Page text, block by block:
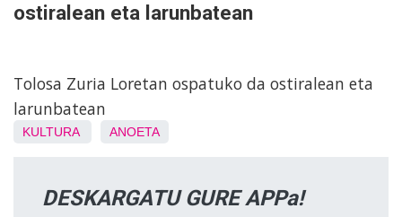
ostiralean eta larunbatean
Tolosa Zuria Loretan ospatuko da ostiralean eta
larunbatean
KULTURA ANOETA
DESKARGATU GURE APPa!